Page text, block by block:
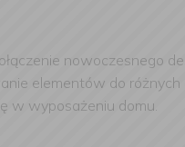
nowoczesnego
elementów do
w wyposażeniu domu.